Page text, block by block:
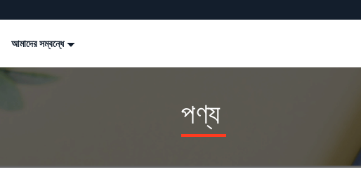
আমাদের সম্বন্ধে
পণ্য